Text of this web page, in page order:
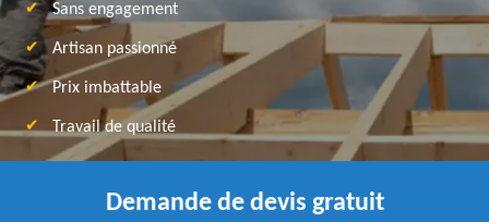
Sans engagement
Artisan passionné
Prix imbattable
Travail de qualité
Demande de devis gratuit